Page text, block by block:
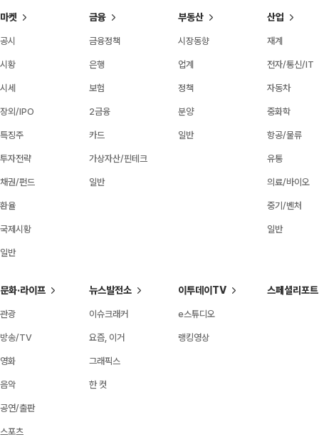
마켓
공시
시황
시세
장외/IPO
특징주
투자전략
채권/펀드
환율
국제시황
일반
금융
금융정책
은행
보험
2금융
카드
가상자산/핀테크
일반
부동산
시장동향
업계
정책
분양
일반
산업
재계
전자/통신/IT
자동차
중화학
항공/물류
유통
의료/바이오
중기/벤처
일반
문화·라이프
관광
방송/TV
영화
음악
공연/출판
스포츠
뉴스발전소
이슈크래커
요즘, 이거
그래픽스
한 컷
이투데이TV
e스튜디오
랭킹영상
스페셜리포트